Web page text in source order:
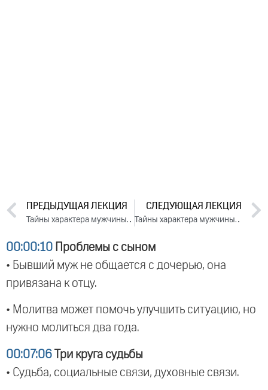
ПРЕДЫДУЩАЯ ЛЕКЦИЯ
Тайны характера мужчины и женщины. День 1. Часть 2 (2023)
СЛЕДУЮЩАЯ ЛЕКЦИЯ
Тайны характера мужчины и женщины. День 2. Часть 2 (2023)
00:00:10 Проблемы с сыном
• Бывший муж не общается с дочерью, она
привязана к отцу.
• Молитва может помочь улучшить ситуацию, но
нужно молиться два года.
00:07:06 Три круга судьбы
• Судьба, социальные связи, духовные связи.